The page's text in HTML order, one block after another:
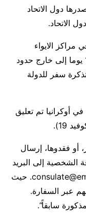
دول الاتحاد
الاتحاد.
الايواء
الحدودية. على أن يغادروها في غضون 15 يوما إلى خارج حدود
سفر للدولة
أوكرانيا تم تعليق
19).
أو فقدوها، إرسال
إلى البريد
الالكتروني التالي: consulate@embassy-of-yemen.pl. حيث
عبر السفارة.
سابقاً”.